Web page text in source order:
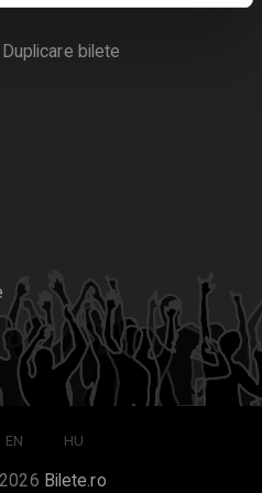
Duplicare bilete
EN HU
Bilete.ro